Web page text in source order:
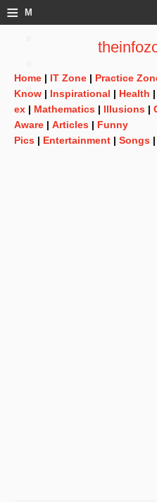
≡ M
Home | IT Zone | Practice
Know | Inspirational | Health |
ex | Mathematics | Illusions |
Aware | Articles | Funny
Pics | Entertainment | Songs |